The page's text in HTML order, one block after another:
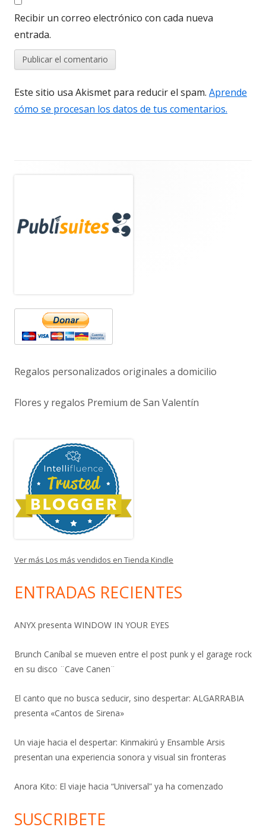
Recibir un correo electrónico con cada nueva
entrada.
Este sitio usa Akismet para reducir el spam. Aprende
cómo se procesan los datos de tus comentarios.
lateral
principal
Regalos personalizados originales a domicilio
Flores y regalos Premium de San Valentín
Ver más Los más vendidos en Tienda Kindle
ENTRADAS RECIENTES
ANYX presenta WINDOW IN YOUR EYES
Brunch Caníbal se mueven entre el post punk y el garage rock
en su disco ¨Cave Canen¨
El canto que no busca seducir, sino despertar: ALGARRABIA
presenta «Cantos de Sirena»
Un viaje hacia el despertar: Kinmakirú y Ensamble Arsis
presentan una experiencia sonora y visual sin fronteras
Anora Kito: El viaje hacia “Universal” ya ha comenzado
SUSCRIBETE